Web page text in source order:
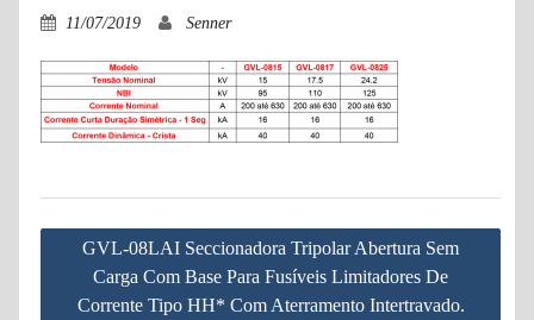
11/07/2019 Senner
Navegação
Post
GVL-08LAI Seccionadora Tripolar Abertura Sem
Carga Com Base Para Fusíveis Limitadores De
Corrente Tipo HH* Com Aterramento Intertravado.